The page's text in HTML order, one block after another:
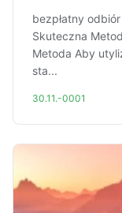
bezpłatny
Skuteczna
Metoda Aby
sta...
30.11.-0001